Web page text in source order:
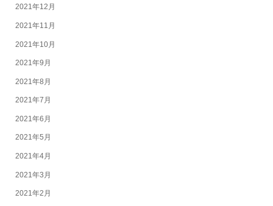
2021年12月
2021年11月
2021年10月
2021年9月
2021年8月
2021年7月
2021年6月
2021年5月
2021年4月
2021年3月
2021年2月